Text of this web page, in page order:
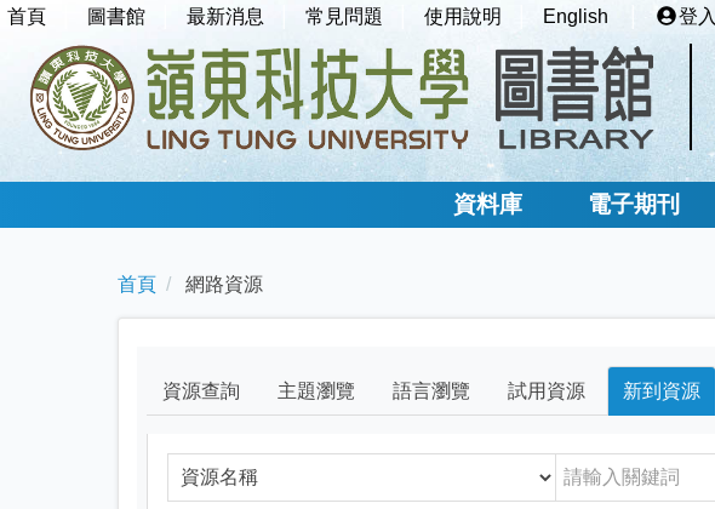
首頁 圖書館 最新消息 常見問題 使用說明 English 登入
資料庫 電子期刊
首頁 網路資源
資源查詢 主題瀏覽 語言瀏覽 試用資源 新到資源